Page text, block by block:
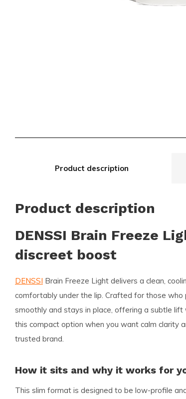
Product description
Product description
DENSSI Brain Freeze
discreet boost
DENSSI Brain Freeze Light delivers a clean,
comfortably under the lip. Crafted for those
smoothly and stays in place, offering a subtle
this compact option when you want calm clarity
trusted brand.
How it sits and why it works for
This slim format is designed to be low-profile